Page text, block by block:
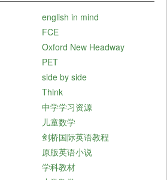
english in mind
FCE
Oxford New Headway
PET
side by side
Think
中学学习资源
儿童数学
剑桥国际英语教程
原版英语小说
学科教材